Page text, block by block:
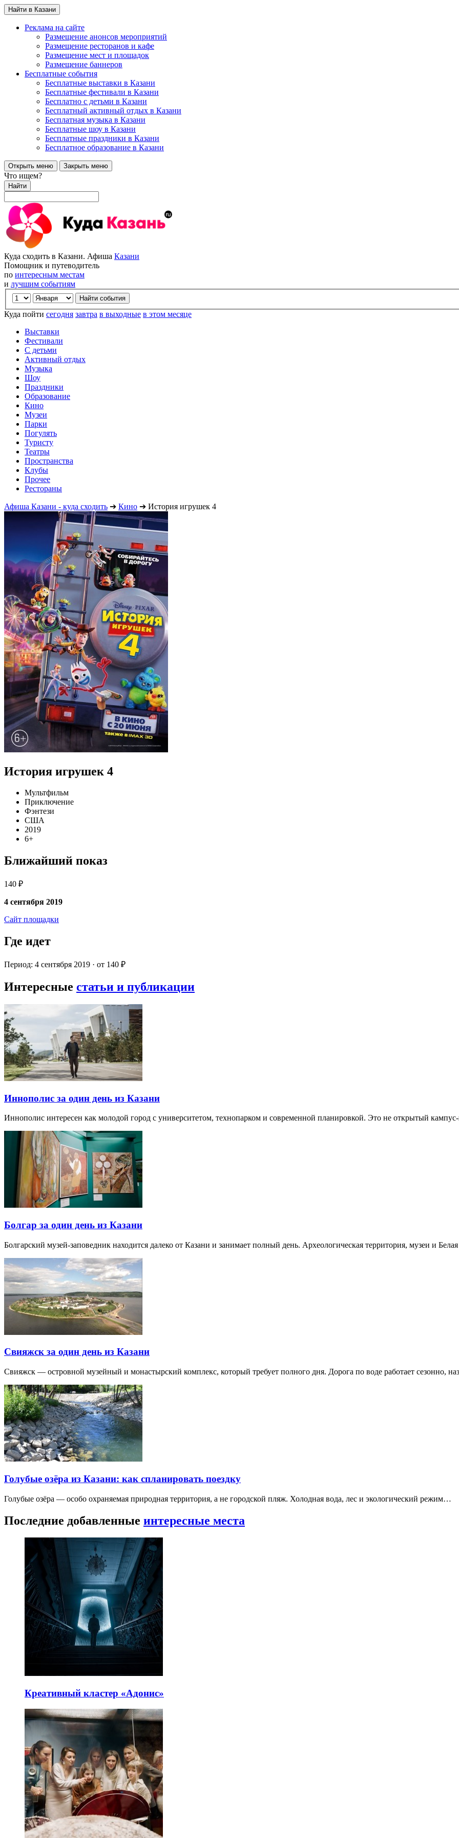
Найти в Казани
Реклама на сайте
Размещение анонсов мероприятий
Размещение ресторанов и кафе
Размещение мест и площадок
Размещение баннеров
Бесплатные события
Бесплатные выставки в Казани
Бесплатные фестивали в Казани
Бесплатно с детьми в Казани
Бесплатный активный отдых в Казани
Бесплатная музыка в Казани
Бесплатные шоу в Казани
Бесплатные праздники в Казани
Бесплатное образование в Казани
Открыть меню Закрыть меню
Что ищем?
Найти
Куда сходить в Казани. Афиша Казани
Помощник и путеводитель
по интересным местам
и лучшим событиям
Куда пойти сегодня завтра в выходные в этом месяце
Выставки
Фестивали
С детьми
Активный отдых
Музыка
Шоу
Праздники
Образование
Кино
Музеи
Парки
Погулять
Туристу
Театры
Пространства
Клубы
Прочее
Рестораны
Афиша Казани - куда сходить ➔ Кино ➔ История игрушек 4
История игрушек 4
Мультфильм
Приключение
Фэнтези
США
2019
6+
Ближайший показ
140 ₽
4 сентября 2019
Сайт площадки
Где идет
Период: 4 сентября 2019 · от 140 ₽
Интересные статьи и публикации
Иннополис за один день из Казани
Иннополис интересен как молодой город с университетом, технопарком и современной планировкой. Это не открытый
Болгар за один день из Казани
Болгарский музей-заповедник находится далеко от Казани и занимает полный день. Археологическая территория, музеи и
Свияжск за один день из Казани
Свияжск — островной музейный и монастырский комплекс, который требует полного дня. Дорога по воде работает сезонно,
Голубые озёра из Казани: как спланировать поездку
Голубые озёра — особо охраняемая природная территория, а не городской пляж. Холодная вода, лес и экологический режим…
Последние добавленные интересные места
Креативный кластер «Адонис»